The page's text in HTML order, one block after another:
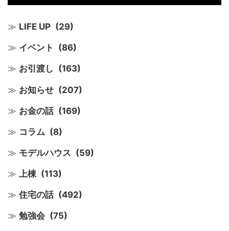
LIFE UP (29)
イベント (86)
お引渡し (163)
お知らせ (207)
お金の話 (169)
コラム (8)
モデルハウス (59)
上棟 (113)
住宅の話 (492)
勉強会 (75)